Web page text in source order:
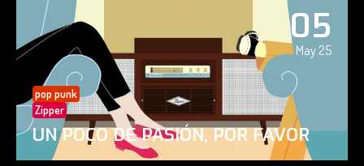
05
May 25
pop punk
Zipper
UN POCO DE PASIÓN, POR FAVOR